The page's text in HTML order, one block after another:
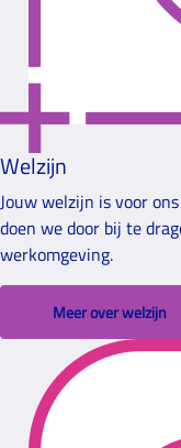
Welzijn
Jouw welzijn is voor
doen we door bij te
werkomgeving.
Meer over welzijn